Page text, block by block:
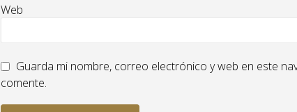
Web
Guarda mi nombre, correo electrónico y web en este
comente.